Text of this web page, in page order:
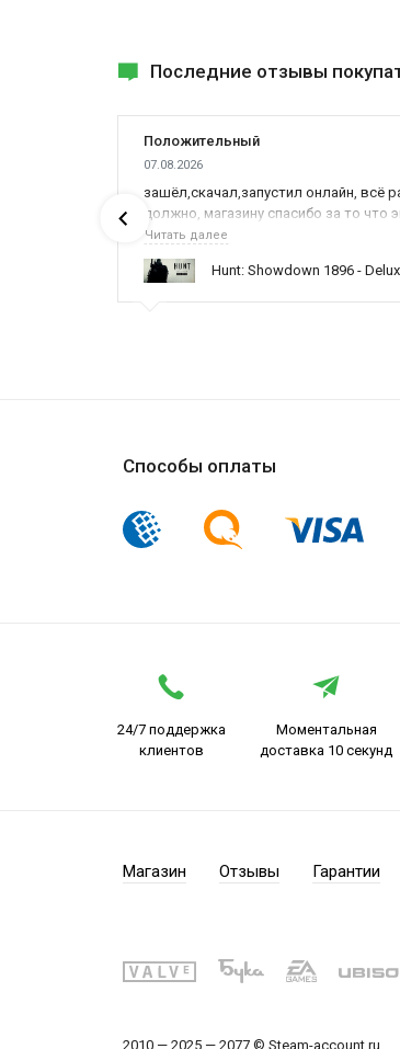
Последние отзывы
Положительный
07.08.2026
зашёл,скачал,запустил онлайн, всё
должно, магазину спасибо за то что
наше время,нервы и деньги, ребята
всех только вы и оказываете
Читать далее
Hunt: Showdown 1896 -
Способы оплаты
24/7 поддержка
клиентов
Моментальная
доставка 10 секунд
Магазин Отзывы Гарантии
2010 — 2025 — 2077 © Steam-account.ru